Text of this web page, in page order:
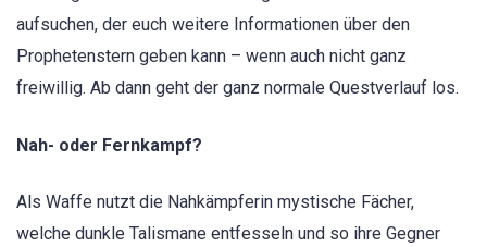
aufsuchen, der euch weitere Informationen über den
Prophetenstern geben kann – wenn auch nicht ganz
freiwillig. Ab dann geht der ganz normale Questverlauf los.
Nah- oder Fernkampf?
Als Waffe nutzt die Nahkämpferin mystische Fächer,
welche dunkle Talismane entfesseln und so ihre Gegner